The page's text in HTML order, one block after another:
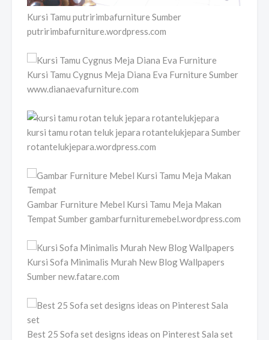
Kursi Tamu putririmbafurniture Sumber
putririmbafurniture.wordpress.com
Kursi Tamu Cygnus Meja Diana Eva Furniture Sumber
www.dianaevafurniture.com
kursi tamu rotan teluk jepara rotantelukjepara Sumber
rotantelukjepara.wordpress.com
Gambar Furniture Mebel Kursi Tamu Meja Makan
Tempat Sumber gambarfurnituremebel.wordpress.com
Kursi Sofa Minimalis Murah New Blog Wallpapers
Sumber new.fatare.com
Best 25 Sofa set designs ideas on Pinterest Sala set